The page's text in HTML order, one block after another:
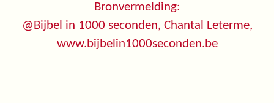
Bronvermelding:
@Bijbel in 1000 seconden, Chantal Leterme,
www.bijbelin1000seconden.be